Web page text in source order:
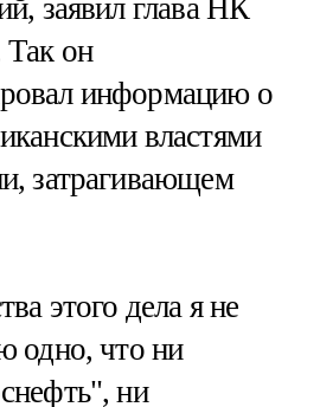
заявил глава НК
он
информацию о
властями
затрагивающем
этого дела я не
одно, что ни
ни